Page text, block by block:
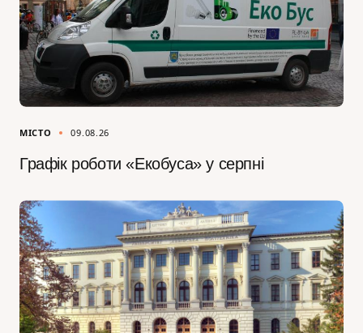
МІСТО 09.08.26
Графік роботи «Екобуса» у серпні